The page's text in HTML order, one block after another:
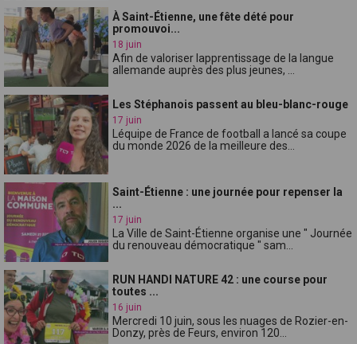
À Saint-Étienne, une fête dété pour
promouvoi...
18 juin
Afin de valoriser lapprentissage de la langue
allemande auprès des plus jeunes, ...
Les Stéphanois passent au bleu-blanc-rouge
17 juin
Léquipe de France de football a lancé sa coupe
du monde 2026 de la meilleure des...
Saint-Étienne : une journée pour repenser la
...
17 juin
La Ville de Saint-Étienne organise une " Journée
du renouveau démocratique " sam...
RUN HANDI NATURE 42 : une course pour
toutes ...
16 juin
Mercredi 10 juin, sous les nuages de Rozier-en-
Donzy, près de Feurs, environ 120...